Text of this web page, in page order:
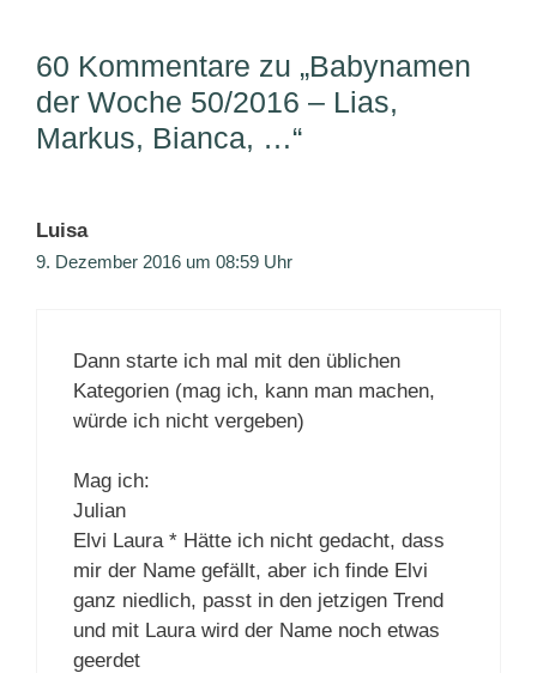
60 Kommentare zu „Babynamen
der Woche 50/2016 – Lias,
Markus, Bianca, …“
Luisa
9. Dezember 2016 um 08:59 Uhr
Dann starte ich mal mit den üblichen
Kategorien (mag ich, kann man machen,
würde ich nicht vergeben)
Mag ich:
Julian
Elvi Laura * Hätte ich nicht gedacht, dass
mir der Name gefällt, aber ich finde Elvi
ganz niedlich, passt in den jetzigen Trend
und mit Laura wird der Name noch etwas
geerdet